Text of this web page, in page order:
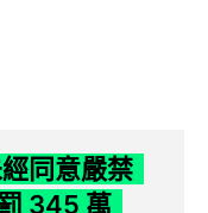
同意嚴禁
345 萬